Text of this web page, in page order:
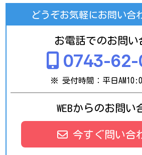
どうぞお気軽にお問い合
お電話でのお問い
0743-62-
※ 受付時間：平日
WEBからのお問い
今すぐ問い合